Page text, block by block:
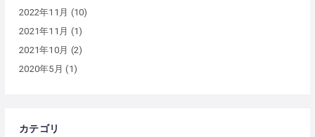
2022年11月 (10)
2021年11月 (1)
2021年10月 (2)
2020年5月 (1)
カテゴリ